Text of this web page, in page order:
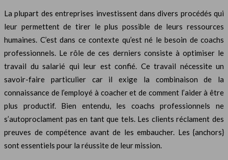
La plupart des entreprises investissent dans divers procédés qui
leur permettent de tirer le plus possible de leurs ressources
humaines. C’est dans ce contexte qu’est né le besoin de coachs
professionnels. Le rôle de ces derniers consiste à optimiser le
travail du salarié qui leur est confié. Ce travail nécessite un
savoir-faire particulier car il exige la combinaison de la
connaissance de l’employé à coacher et de comment l’aider à être
plus productif. Bien entendu, les coachs professionnels ne
s’autoproclament pas en tant que tels. Les clients réclament des
preuves de compétence avant de les embaucher. Les {anchors}
sont essentiels pour la réussite de leur mission.